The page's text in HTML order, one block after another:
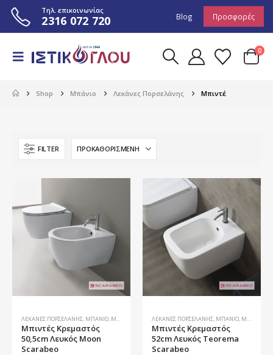
Τηλ. επικοινωνίας
2316 072 720 Blog Προσφορές
0
Shop Μπάνιο Λεκάνες Πορσελάνης Μπιντέ
FILTER
ΛΕΚΆΝΕΣ ΠΟΡΣΕΛΆΝΗΣ, ΜΠΆΝΙΟ, ΜΠΙΝΤΈ
Μπιντές Kρεμαστός
50,5cm Λευκός Moon
Scarabeo
ΛΕΚΆΝΕΣ ΠΟΡΣΕΛΆΝΗΣ, ΜΠΆΝΙΟ, ΜΠΙΝΤΈ
Μπιντές Kρεμαστός
52cm Λευκός Teorema
Scarabeo